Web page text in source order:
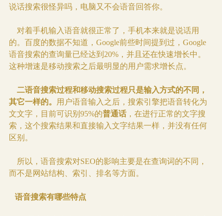
说话搜索很怪异吗，电脑又不会语音回答你。
对着手机输入语音就很正常了，手机本来就是说话用
的。百度的数据不知道，Google前些时间提到过，Google
语音搜索的查询量已经达到20%，并且还在快速增长中。
这种增速是移动搜索之后最明显的用户需求增长点。
二语音搜索过程和移动搜索过程只是输入方式的不同，
其它一样的。
用户语音输入之后，搜索引擎把语音转化为
文文字，目前可识别95%的普通话，在进行正常的文字搜
索，这个搜索结果和直接输入文字结果一样，并没有任何
区别。
所以，语音搜索对SEO的影响主要是在查询词的不同，
而不是网站结构、索引、排名等方面。
语音搜索有哪些特点